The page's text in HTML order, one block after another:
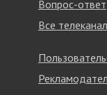
Вопрос-ответ
Все